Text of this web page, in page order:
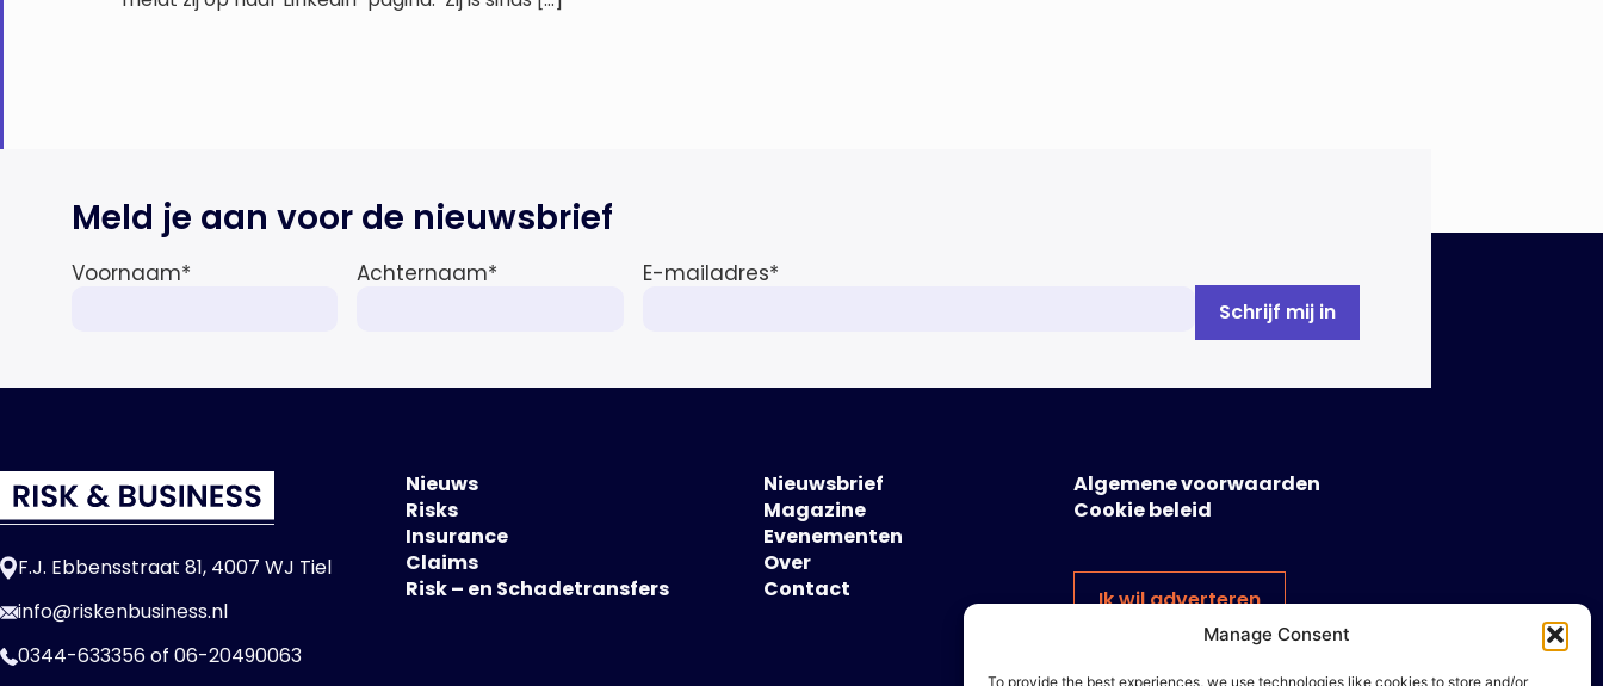
Manage Consent
To provide the best experiences, we use technologies like cookies to store and/or
Meld je aan voor de nieuwsbrief
Voornaam* Achternaam* E-mailadres*
F.J. Ebbensstraat 81, 4007 WJ Tiel
info@riskenbusiness.nl
0344-633356of 06-20490063
Nieuws
Risks
Insurance
Claims
Risk – en Schadetransfers
Nieuwsbrief
Magazine
Evenementen
Over
Contact
Algemene voorwaarden
Cookie beleid
Ik wil adverteren